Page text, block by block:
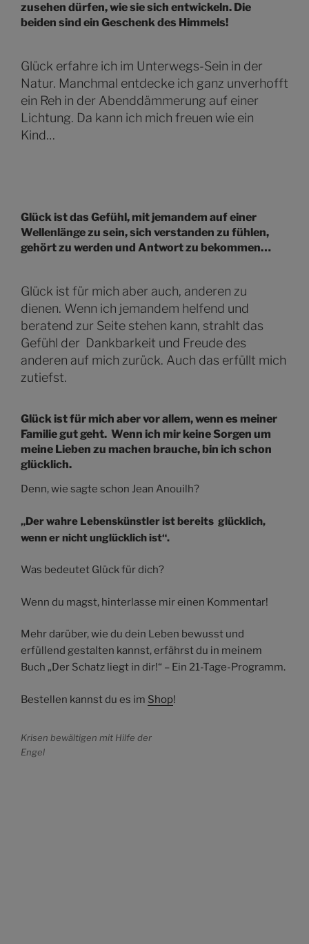
zusehen dürfen, wie sie sich entwickeln. Die
beiden sind ein Geschenk des Himmels!
Glück erfahre ich im Unterwegs-Sein in der
Natur. Manchmal entdecke ich ganz unverhofft
ein Reh in der Abenddämmerung auf einer
Lichtung. Da kann ich mich freuen wie ein
Kind…
Glück ist das Gefühl, mit jemandem auf einer
Wellenlänge zu sein, sich verstanden zu fühlen,
gehört zu werden und Antwort zu bekommen…
Glück ist für mich aber auch, anderen zu
dienen. Wenn ich jemandem helfend und
beratend zur Seite stehen kann, strahlt das
Gefühl der Dankbarkeit und Freude des
anderen auf mich zurück. Auch das erfüllt mich
zutiefst.
Glück ist für mich aber vor allem, wenn es meiner
Familie gut geht. Wenn ich mir keine Sorgen um
meine Lieben zu machen brauche, bin ich schon
glücklich.
Denn, wie sagte schon Jean Anouilh?
„Der wahre Lebenskünstler ist bereits glücklich,
wenn er nicht unglücklich ist“.
Was bedeutet Glück für dich?
Wenn du magst, hinterlasse mir einen Kommentar!
Mehr darüber, wie du dein Leben bewusst und
erfüllend gestalten kannst, erfährst du in meinem
Buch „Der Schatz liegt in dir!“ – Ein 21-Tage-Programm.
Bestellen kannst du es im Shop!
Krisen bewältigen mit Hilfe der
Engel